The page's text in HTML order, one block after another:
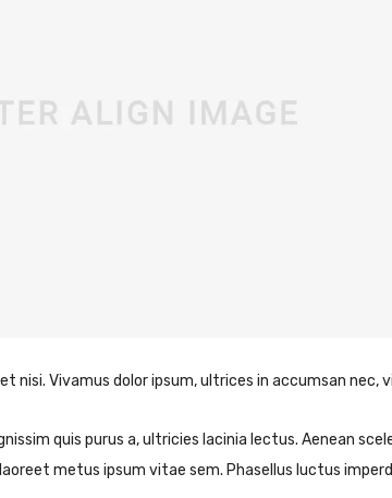
Vivamus dolor ipsum, ultrices in accumsan nec,
quis purus a, ultricies lacinia lectus. Aenean
metus ipsum vitae sem. Phasellus luctus